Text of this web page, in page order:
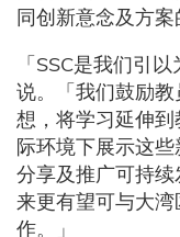
同创新意念及方案
「SSC是我们引
说。「我们鼓励
想，将学习延伸
际环境下展示这
分享及推广可持
来更有望可与大
作。」